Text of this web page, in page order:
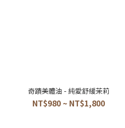
奇蹟美體油 - 純愛舒緩茉莉
NT$980 ~ NT$1,800